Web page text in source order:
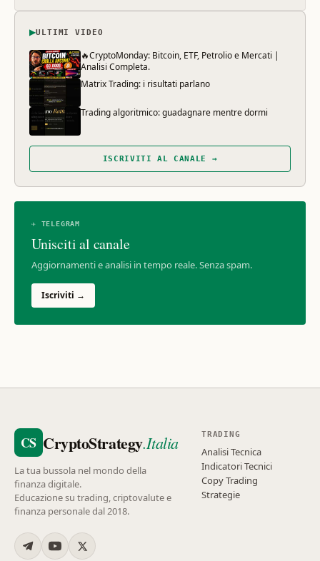
▶ULTIMI VIDEO
🔥CryptoMonday: Bitcoin, ETF, Petrolio e Mercati |
Analisi Completa.
Matrix Trading: i risultati parlano
Trading algoritmico: guadagnare mentre dormi
ISCRIVITI AL CANALE →
✈ TELEGRAM
Unisciti al canale
Aggiornamenti e analisi in tempo reale. Senza spam.
Iscriviti →
CS CryptoStrategy.Italia
La tua bussola nel mondo della
finanza digitale.
Educazione su trading, criptovalute e
finanza personale dal 2018.
TRADING
Analisi Tecnica
Indicatori Tecnici
Copy Trading
Strategie